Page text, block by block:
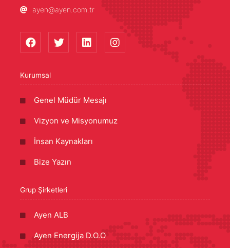
ayen@ayen.com.tr
Kurumsal
Genel Müdür Mesajı
Vizyon ve Misyonumuz
İnsan Kaynakları
Bize Yazın
Grup Şirketleri
Ayen ALB
Ayen Energija D.O.O